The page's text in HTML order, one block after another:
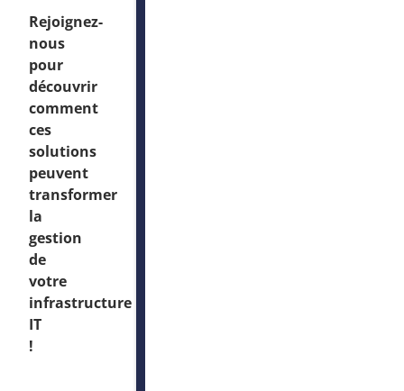
Rejoignez-
nous
pour
découvrir
comment
ces
solutions
peuvent
transformer
la
gestion
de
votre
infrastructure
IT
!